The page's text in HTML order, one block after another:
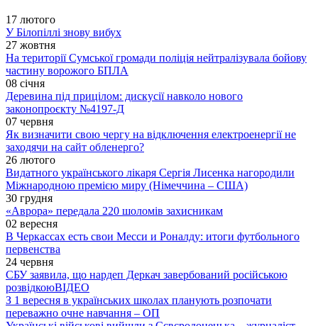
17 лютого
У Білопіллі знову вибух
27 жовтня
На території Сумської громади поліція нейтралізувала бойову
частину ворожого БПЛА
08 січня
Деревина під прицілом: дискусії навколо нового
законопроєкту №4197-Д
07 червня
Як визначити свою чергу на відключення електроенергії не
заходячи на сайт обленерго?
26 лютого
Видатного українського лікаря Сергія Лисенка нагородили
Міжнародною премією миру (Німеччина – США)
30 грудня
«Аврора» передала 220 шоломів захисникам
02 вересня
В Черкассах есть свои Месси и Роналду: итоги футбольного
первенства
24 червня
СБУ заявила, що нардеп Деркач завербований російською
розвідкоюВІДЕО
З 1 вересня в українських школах планують розпочати
переважно очне навчання – ОП